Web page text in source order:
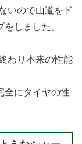
いので山道をド
しました。
わり本来の性能
全にタイヤの性